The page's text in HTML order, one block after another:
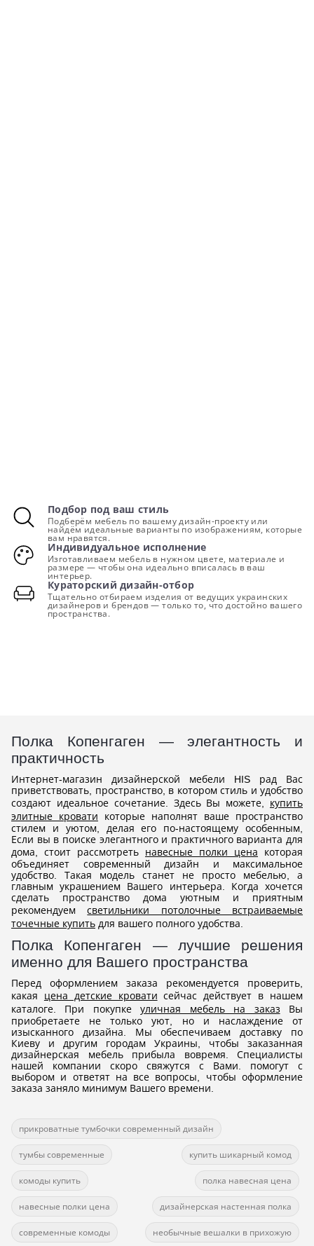
Подбор под ваш стиль
Подберём мебель по вашему дизайн-проекту или
найдём идеальные варианты по изображениям, которые
вам нравятся.
Индивидуальное исполнение
Изготавливаем мебель в нужном цвете, материале и
размере — чтобы она идеально вписалась в ваш
интерьер.
Кураторский дизайн-отбор
Тщательно отбираем изделия от ведущих украинских
дизайнеров и брендов — только то, что достойно вашего
пространства.
Полка Копенгаген — элегантность и
практичность
Интернет-магазин дизайнерской мебели HIS рад Вас
приветствовать, пространство, в котором стиль и удобство
создают идеальное сочетание. Здесь Вы можете, купить
элитные кровати которые наполнят ваше пространство
стилем и уютом, делая его по-настоящему особенным,
Если вы в поиске элегантного и практичного варианта для
дома, стоит рассмотреть навесные полки цена которая
объединяет современный дизайн и максимальное
удобство. Такая модель станет не просто мебелью, а
главным украшением Вашего интерьера. Когда хочется
сделать пространство дома уютным и приятным
рекомендуемсветильники потолочные встраиваемые
точечные купить для вашего полного удобства.
Полка Копенгаген — лучшие решения
именно для Вашего пространства
Перед оформлением заказа рекомендуется проверить,
какая цена детские кровати сейчас действует в нашем
каталоге. При покупкеуличная мебель на заказ Вы
приобретаете не только уют, но и наслаждение от
изысканного дизайна. Мы обеспечиваем доставку по
Киеву и другим городам Украины, чтобы заказанная
дизайнерская мебель прибыла вовремя. Специалисты
нашей компании скоро свяжутся с Вами. помогут с
выбором и ответят на все вопросы, чтобы оформление
заказа заняло минимум Вашего времени.
прикроватные тумбочки современный дизайн
тумбы современные купить шикарный комод
комоды купить полка навесная цена
навесные полки цена дизайнерская настенная полка
современные комоды необычные вешалки в прихожую